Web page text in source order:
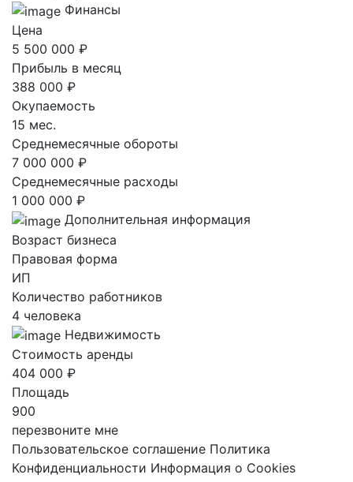
Финансы
Цена
5 500 000 ₽
Прибыль в месяц
388 000 ₽
Окупаемость
15 мес.
Среднемесячные обороты
7 000 000 ₽
Среднемесячные расходы
1 000 000 ₽
Дополнительная информация
Возраст бизнеса
Правовая форма
ИП
Количество работников
4 человека
Недвижимость
Стоимость аренды
404 000 ₽
Площадь
900
перезвоните мне
Пользовательское соглашение Политика
Конфиденциальности Информация о Cookies